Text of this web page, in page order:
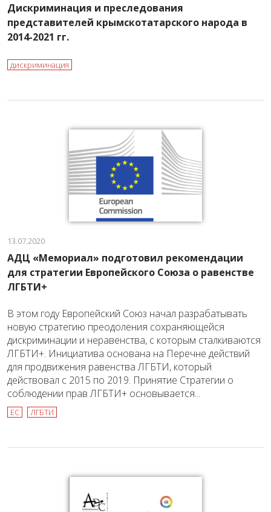
Дискриминация и преследования
представителей крымскотатарского народа в
2014-2021 гг.
дискриминация
13.07.2020
АДЦ «Мемориал» подготовил рекомендации
для стратегии Европейского Союза о равенстве
ЛГБТИ+
В этом году Европейский Союз начал разрабатывать
новую стратегию преодоления сохраняющейся
дискриминации и неравенства, с которым сталкиваются
ЛГБТИ+. Инициатива основана на Перечне действий
для продвижения равенства ЛГБТИ, который
действовал с 2015 по 2019. Принятие Стратегии о
соблюдении прав ЛГБТИ+ основывается...
ЕС ЛГБТИ